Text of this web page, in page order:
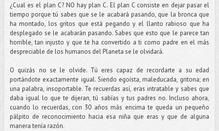
¿Cual es el plan C? NO hay plan C. El plan C consiste en dejar pasar el
tiempo porque tú sabes que se le acabará pasando, que la bronca que
ha montado, los gritos que está pegando y el llanto rabioso que ha
desplegado se le acabarán pasando. Sabes que esto que le parece tan
horrible, tan injusto y que te ha convertido a ti como padre en el más
despreciable de los humanos del Planeta se le olvidará.
O quizás no se le olvide. Tú eres capaz de recordarte a su edad
portándote exactamente igual. Siendo egoísta, maleducada, gritona; en
una palabra, insoportable. Te recuerdas así, eras intratable y sabes que
daba igual lo que te dijeran, tú sabías y tus padres no. Incluso ahora,
cuando lo recuerdas, con 30 años más encima te queda un pequeño
pálpito de reconocimiento hacia esa niña que eras y que de alguna
manera tenía razón.